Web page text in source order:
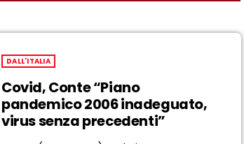
DALL'ITALIA
Covid, Conte “Piano
pandemico 2006 inadeguato,
virus senza precedenti”